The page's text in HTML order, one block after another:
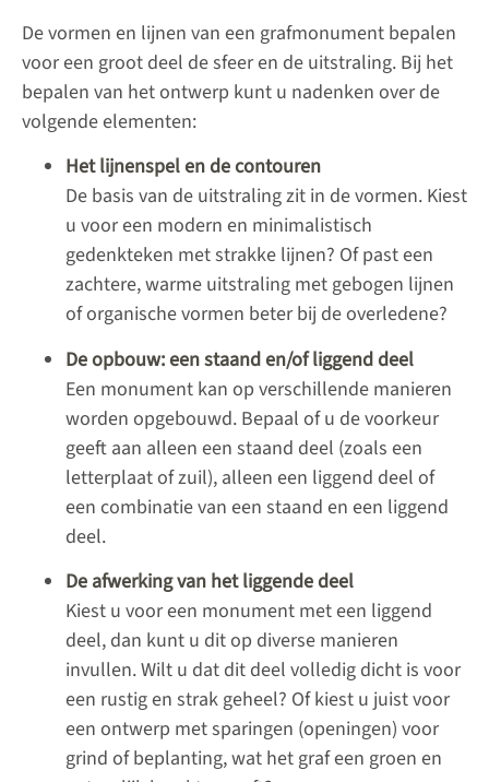
De vormen en lijnen van een grafmonument bepalen
voor een groot deel de sfeer en de uitstraling. Bij het
bepalen van het ontwerp kunt u nadenken over de
volgende elementen:
Het lijnenspel en de contouren
De basis van de uitstraling zit in de vormen. Kiest
u voor een modern en minimalistisch
gedenkteken met strakke lijnen? Of past een
zachtere, warme uitstraling met gebogen lijnen
of organische vormen beter bij de overledene?
De opbouw: een staand en/of liggend deel
Een monument kan op verschillende manieren
worden opgebouwd. Bepaal of u de voorkeur
geeft aan alleen een staand deel (zoals een
letterplaat of zuil), alleen een liggend deel of
een combinatie van een staand en een liggend
deel.
De afwerking van het liggende deel
Kiest u voor een monument met een liggend
deel, dan kunt u dit op diverse manieren
invullen. Wilt u dat dit deel volledig dicht is voor
een rustig en strak geheel? Of kiest u juist voor
een ontwerp met sparingen (openingen) voor
grind of beplanting, wat het graf een groen en